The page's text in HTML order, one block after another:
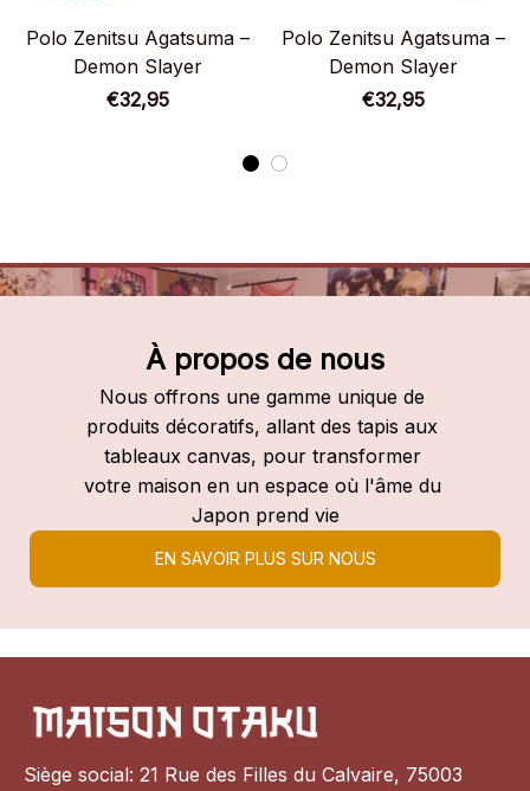
Polo Zenitsu Agatsuma –
Demon Slayer
€32,95
Polo Zenitsu Agatsuma –
Demon Slayer
€32,95
À propos de nous
Nous offrons une gamme unique de
produits décoratifs, allant des tapis aux
tableaux canvas, pour transformer
votre maison en un espace où l'âme du
Japon prend vie
EN SAVOIR PLUS SUR NOUS
Siège social: 21 Rue des Filles du Calvaire, 75003